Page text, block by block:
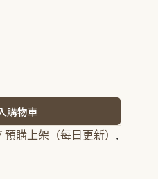
購物車
預購上架（每日更新） ,